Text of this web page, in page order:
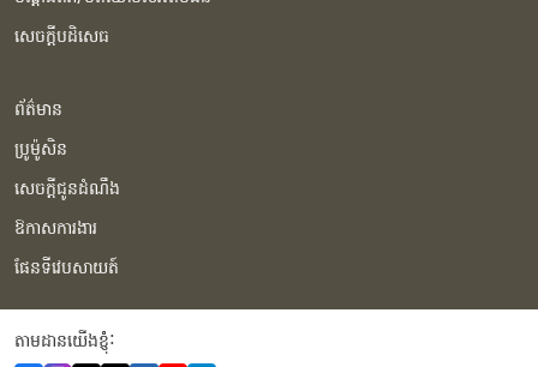
សេចក្ដីបដិសេធ
ព័ត៌មាន
ប្រូម៉ូសិន
សេចក្ដីជូនដំណឹង
ឱកាសការងារ
ផែនទីវេបសាយត៍
តាមដានយើងខ្ញុំំ: